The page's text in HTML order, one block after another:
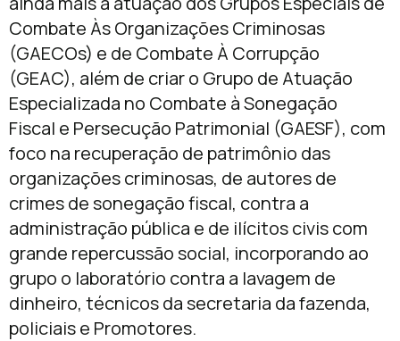
Combate Às Organizações Criminosas
(GAECOs) e de Combate À Corrupção
(GEAC), além de criar o Grupo de Atuação
Especializada no Combate à Sonegação
Fiscal e Persecução Patrimonial (GAESF), com
foco na recuperação de patrimônio das
organizações criminosas, de autores de
crimes de sonegação fiscal, contra a
administração pública e de ilícitos civis com
grande repercussão social, incorporando ao
grupo o laboratório contra a lavagem de
dinheiro, técnicos da secretaria da fazenda,
policiais e Promotores.